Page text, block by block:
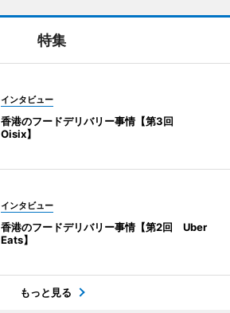
特集
インタビュー
香港のフードデリバリー事情【第3回
Oisix】
インタビュー
香港のフードデリバリー事情【第2回 Uber
Eats】
もっと見る